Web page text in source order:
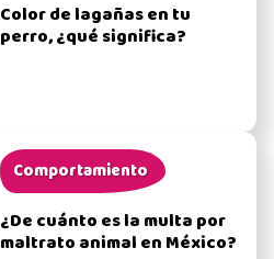
Color de lagañas en tu
perro, ¿qué significa?
Comportamiento
¿De cuánto es la multa por
maltrato animal en México?